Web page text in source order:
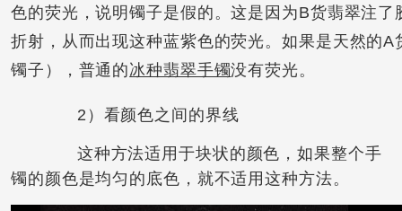
色的荧光，说明镯子是假的。这是因为B货翡翠注
折射，从而出现这种蓝紫色的荧光。如果是天然的
镯子），普通的冰种翡翠手镯没有荧光。
2）看颜色之间的界线
这种方法适用于块状的颜色，如果整个手
镯的颜色是均匀的底色，就不适用这种方法。